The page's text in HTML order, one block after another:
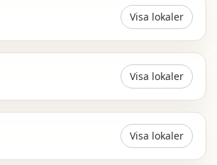
Visa lokaler
Visa lokaler
Visa lokaler